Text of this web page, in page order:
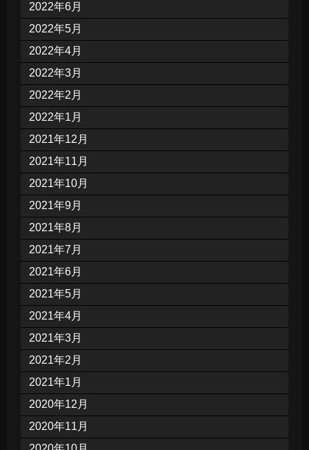
2022年6月
2022年5月
2022年4月
2022年3月
2022年2月
2022年1月
2021年12月
2021年11月
2021年10月
2021年9月
2021年8月
2021年7月
2021年6月
2021年5月
2021年4月
2021年3月
2021年2月
2021年1月
2020年12月
2020年11月